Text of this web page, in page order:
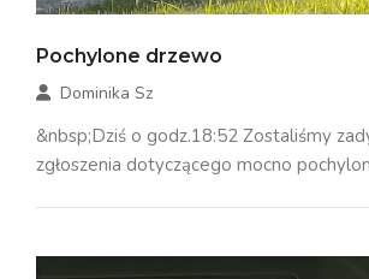
Pochylone drzewo
Dominika Sz
&nbsp;Dziś o godz.18:52 Zostaliśmy
zgłoszenia dotyczącego mocno